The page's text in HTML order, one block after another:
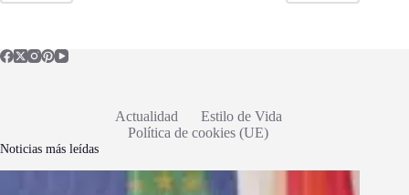
Actualidad
Estilo de Vida
Política de cookies (UE)
Noticias más leídas